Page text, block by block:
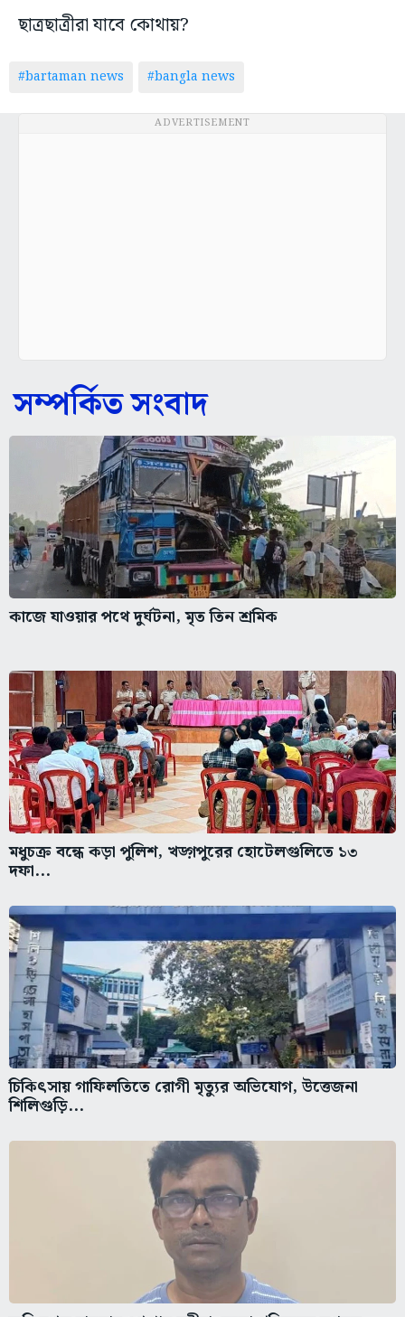
ছাত্রছাত্রীরা যাবে কোথায়?
#bartaman news #bangla news
ADVERTISEMENT
সম্পর্কিত সংবাদ
কাজে যাওয়ার পথে দুর্ঘটনা, মৃত তিন শ্রমিক
মধুচক্র বন্ধে কড়া পুলিশ, খড়্গপুরের হোটেলগুলিতে ১৩
দফা...
চিকিৎসায় গাফিলতিতে রোগী মৃত্যুর অভিযোগ, উত্তেজনা
শিলিগুড়ি...